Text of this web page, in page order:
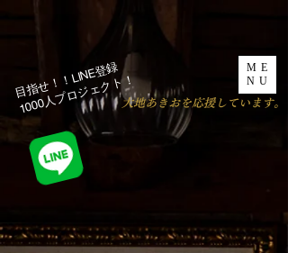
ME
NU
​大地あきおを応援しています。
目指せ！！LINE登録
1000人プロジェクト！​